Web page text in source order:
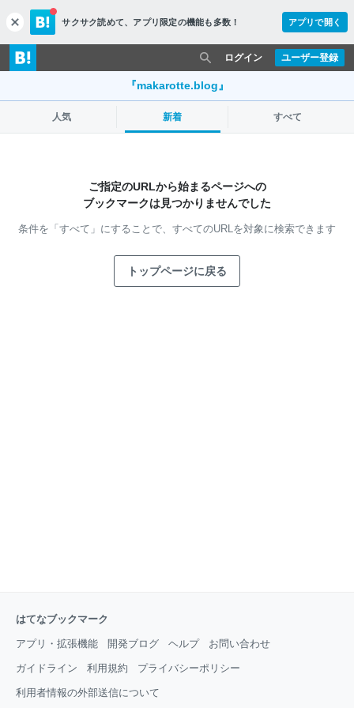
c
l
o
s
サクサク読めて、 アプリ限定の機能も多数！ アプリで開く
ユーザー登録
ログイン
『makarotte.blog』
人気 新着 すべて
ご指定のURLから始まるページへの
ブックマークは見つかりませんでした
条件を「すべて」にすることで、 すべてのURLを対象に検索できます
トップページに戻る
はてなブックマーク
アプリ・拡張機能 開発ブログ ヘルプ お問い合わせ
ガイドライン 利用規約 プライバシーポリシー
利用者情報の外部送信について